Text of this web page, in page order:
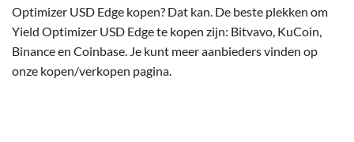
Optimizer USD Edge kopen? Dat kan. De beste plekken om
Yield Optimizer USD Edge te kopen zijn: Bitvavo, KuCoin,
Binance en Coinbase. Je kunt meer aanbieders vinden op
onze kopen/verkopen pagina.